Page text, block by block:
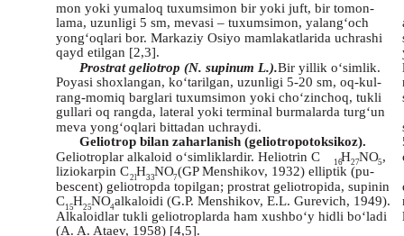
mon yoki yumaloq tuxumsimon bir yoki juft, bir tomon-
lama, uzunligi 5 sm, mevasi – tuxumsimon, yalang‘och
yong‘oqlari bor. Markaziy Osiyo mamlakatlarida uchrashi
qayd etilgan [2,3].
Prostrat geliotrop (N. supinum L.).Bir yillik o‘simlik.
Poyasi shoxlangan, ko‘tarilgan, uzunligi 5-20 sm, oq-kul-
rang-momiq barglari tuxumsimon yoki cho‘zinchoq, tukli
gullari oq rangda, lateral yoki terminal burmalarda turg‘un
meva yong‘oqlari bittadan uchraydi.
Geliotrop bilan zaharlanish (geliotropotoksikoz).
Geliotroplar alkaloid o‘simliklardir. Heliotrin C
16H27NO5 ,
liziokarpin C2lH33NO7(GP Menshikov, 1932) elliptik (pu-
bescent) geliotropda topilgan; prostrat geliotropida, supinin
C15H25NO4alkaloidi (G.P. Menshikov, E.L. Gurevich, 1949).
Alkaloidlar tukli geliotroplarda ham xushbo‘y hidli bo‘ladi
(A. A. Ataev, 1958) [4,5].